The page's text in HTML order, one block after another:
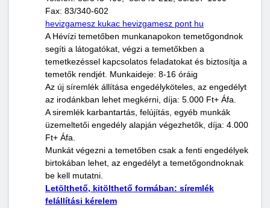
Fax: 83/340-602
hevizgamesz kukac hevizgamesz pont hu
A Hévízi temetőben munkanapokon temetőgondnok
segíti a látogatókat, végzi a temetőkben a
temetkezéssel kapcsolatos feladatokat és biztosítja a
temetők rendjét. Munkaideje: 8-16 óráig
Az új síremlék állítása engedélyköteles, az engedélyt
az irodánkban lehet megkérni, díja: 5.000 Ft+ Áfa.
A siremlék karbantartás, felújítás, egyéb munkák
üzemeltetői engedély alapján végezhetők, díja: 4.000
Ft+ Áfa.
Munkát végezni a temetőben csak a fenti engedélyek
birtokában lehet, az engedélyt a temetőgondnoknak
be kell mutatni.
Letölthető, kitölthető formában: síremlék
felállítási kérelem